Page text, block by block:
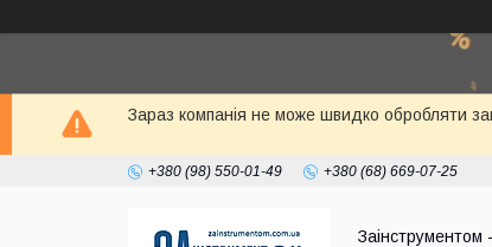
Зараз компанія не може швидко обробляти
+380 (98) 550-01-49 +380 (68) 669-07-25
Заінструментом -